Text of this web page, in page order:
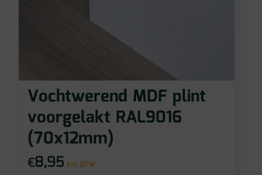
Vochtwerend MDF plint
voorgelakt RAL9016
(70x12mm)
€8,95 incl BTW